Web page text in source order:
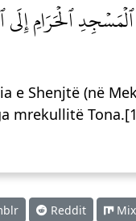
ٱلۡحَرَامِ إِلَى
Shenjtë (në
mrekullitë
Reddit Mix